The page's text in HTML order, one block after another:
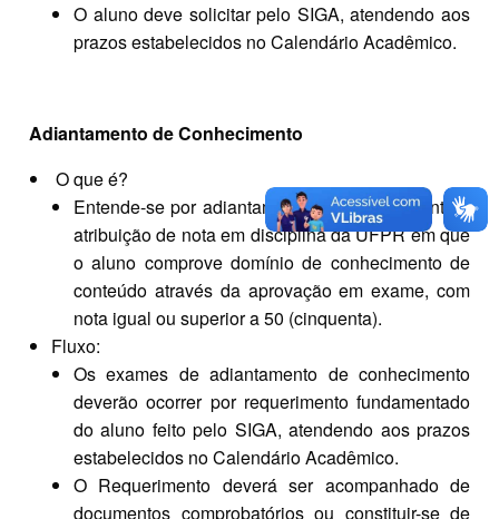
O aluno deve solicitar pelo SIGA, atendendo aos
prazos estabelecidos no Calendário Acadêmico.
Adiantamento de Conhecimento
O que é?
Entende-se por adiantamento de conhecimento a
atribuição de nota em disciplina da UFPR em que
o aluno comprove domínio de conhecimento de
conteúdo através da aprovação em exame, com
nota igual ou superior a 50 (cinquenta).
Fluxo:
Os exames de adiantamento de conhecimento
deverão ocorrer por requerimento fundamentado
do aluno feito pelo SIGA, atendendo aos prazos
estabelecidos no Calendário Acadêmico.
O Requerimento deverá ser acompanhado de
documentos comprobatórios ou constituir-se de